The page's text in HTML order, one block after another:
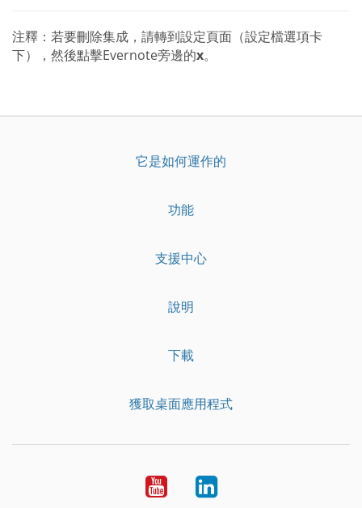
注釋：若要刪除集成，請轉到設定頁面（設定檔選項卡
下），然後點擊Evernote旁邊的x。
它是如何運作的
功能
支援中心
說明
下載
獲取桌面應用程式
YouTubeLinkedIn